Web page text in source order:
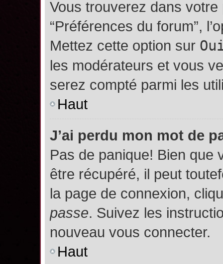
Vous trouverez dans votre
“Préférences du forum”,
Mettez cette option sur
les modérateurs et vous
serez compté parmi les
Haut
J’ai perdu mon mot de
Pas de panique! Bien que
être récupéré, il peut
la page de connexion,
passe. Suivez les
nouveau vous connecter.
Haut